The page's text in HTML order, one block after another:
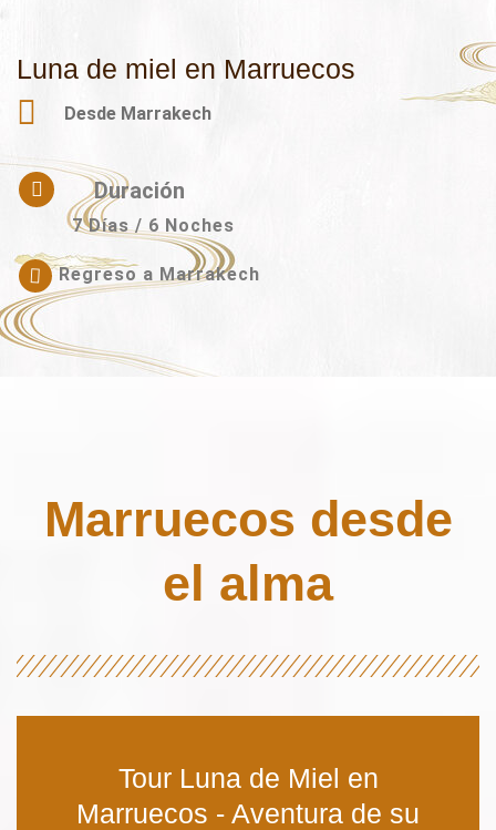
Luna de miel en Marruecos
Desde Marrakech
Duración
7 Días / 6 Noches
Regreso a Marrakech
Marruecos desde
el alma
Tour Luna de Miel en
Marruecos - Aventura de su